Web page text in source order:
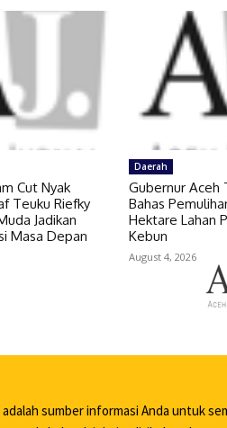
Cut Nyak
Teuku Riefky
Jadikan
Masa Depan
Daerah
Gubernur Aceh
Bahas
Hektare Lahan
Kebun
August 4, 2026
sumber informasi Anda untuk